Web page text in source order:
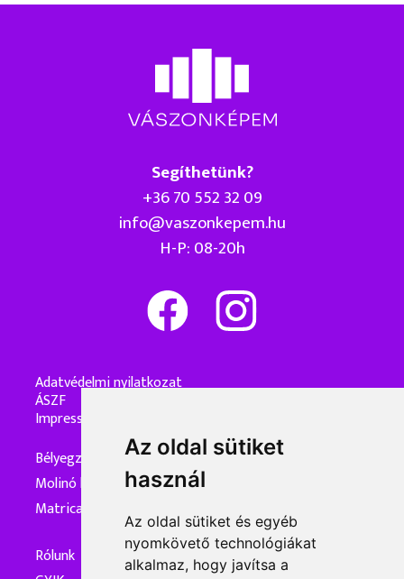
Az oldal sütiket
használ
Az oldal sütiket és egyéb
nyomkövető technológiákat
alkalmaz, hogy javítsa a
Segíthetünk?
+36 70 552 32 09
info@vaszonkepem.hu
H-P: 08-20h
Rólunk
Bélyegzőkészítés
Molinó készítés
Matrica készítés
Adatvédelmi nyilatkozat
ÁSZF
Impresszum